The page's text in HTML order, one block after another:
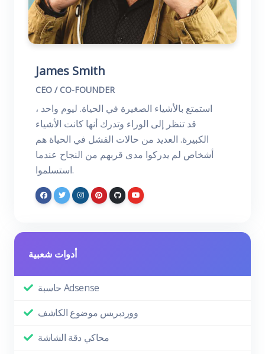
James Smith
CEO / CO-FOUNDER
استمتع بالأشياء الصغيرة في الحياة. ليوم واحد ،
قد تنظر إلى الوراء وتدرك أنها كانت الأشياء
الكبيرة. العديد من حالات الفشل في الحياة هم
أشخاص لم يدركوا مدى قربهم من النجاح عندما
استسلموا.
أدوات شعبية
حاسبة Adsense
ووردبريس موضوع الكاشف
محاكي دقة الشاشة